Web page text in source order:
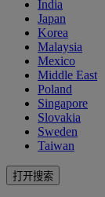
India
Japan
Korea
Malaysia
Mexico
Middle East
Poland
Singapore
Slovakia
Sweden
Taiwan
打开搜索